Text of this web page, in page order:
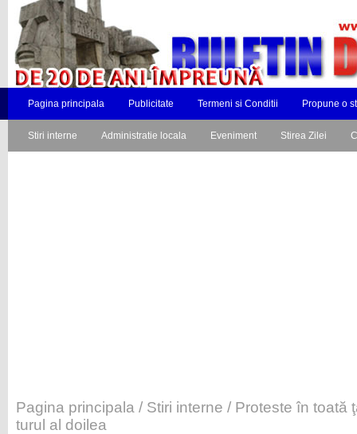
Pagina principala Publicitate Termeni si Conditii Propune o
Stiri interne Administratie locala Eveniment Stirea Zilei
Pagina principala / Stiri interne / Proteste în toată
turul al doilea